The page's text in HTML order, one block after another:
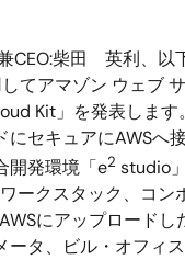
柴田 英利、以
てアマゾン ウェブ
Kit」を発表しま
セキュアにAWSへ
開発環境「e2 studio
ークスタック、コ
にアップロード
タ、ビル・オフィ